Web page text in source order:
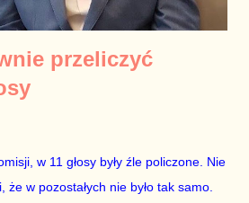
żadny...
przeliczyć
w 11 głosy były źle policzone. Nie
w pozostałych nie było tak samo.